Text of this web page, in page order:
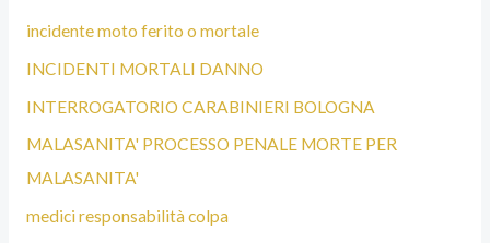
incidente moto ferito o mortale
INCIDENTI MORTALI DANNO
INTERROGATORIO CARABINIERI BOLOGNA
MALASANITA' PROCESSO PENALE MORTE PER
MALASANITA'
medici responsabilità colpa